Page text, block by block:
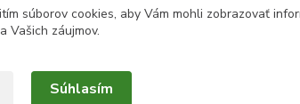
súborov cookies, aby Vám mohli zobrazovať
Vašich záujmov.
Súhlasím